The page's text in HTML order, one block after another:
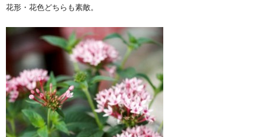
花形・花色どちらも素敵。